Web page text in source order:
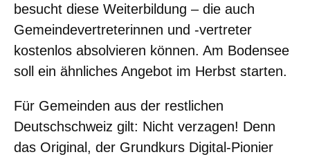
besucht diese Weiterbildung – die auch
Gemeindevertreterinnen und -vertreter
kostenlos absolvieren können. Am Bodensee
soll ein ähnliches Angebot im Herbst starten.
Für Gemeinden aus der restlichen
Deutschschweiz gilt: Nicht verzagen! Denn
das Original, der Grundkurs Digital-Pionier